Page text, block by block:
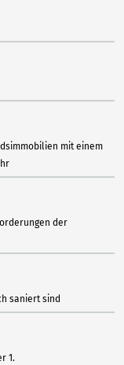
mit einem
der
saniert sind
1.